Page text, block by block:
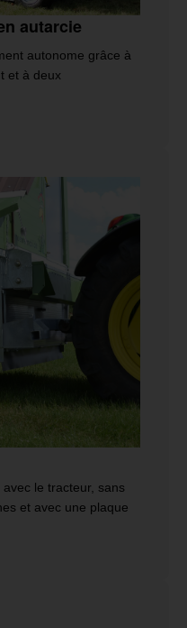
autarcie
autonome grâce à
et à deux
le tracteur, sans
et avec une plaque